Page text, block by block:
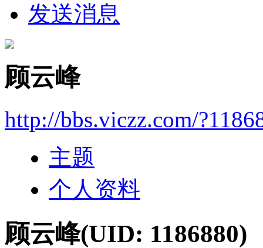
发送消息
顾云峰
http://bbs.viczz.com/
主题
个人资料
顾云峰(UID: 1186880)